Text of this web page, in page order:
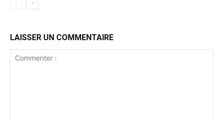
LAISSER UN COMMENTAIRE